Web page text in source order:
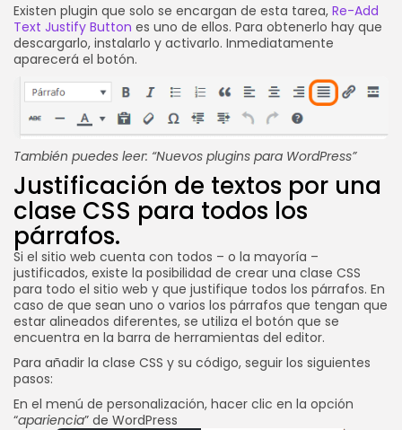
Existen plugin que solo se encargan de esta tarea, Re-Add
Text Justify Button es uno de ellos. Para obtenerlo hay que
descargarlo, instalarlo y activarlo. Inmediatamente
aparecerá el botón.
También puedes leer: “Nuevos plugins para WordPress”
Justificación de textos por una
clase CSS para todos los
párrafos.
Si el sitio web cuenta con todos – o la mayoría –
justificados, existe la posibilidad de crear una clase CSS
para todo el sitio web y que justifique todos los párrafos. En
caso de que sean uno o varios los párrafos que tengan que
estar alineados diferentes, se utiliza el botón que se
encuentra en la barra de herramientas del editor.
Para añadir la clase CSS y su código, seguir los siguientes
pasos:
En el menú de personalización, hacer clic en la opción
“apariencia” de WordPress